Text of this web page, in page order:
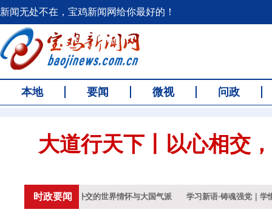
新闻无处不在，宝鸡新闻网给你最好的！
本地 要闻 微视 问政
大道行天下丨以心相交
时政要闻
国元首外交的世界情怀与大国气派 学习新语·铸魂强党｜学懂弄通做